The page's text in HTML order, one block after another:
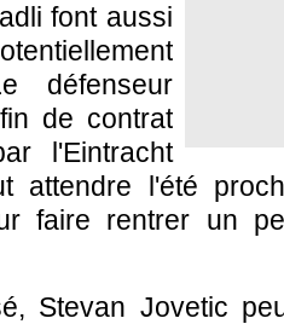
font aussi
défenseur
de contrat
l'Eintracht
attendre l'été
faire rentrer un
Stevan Jovetic